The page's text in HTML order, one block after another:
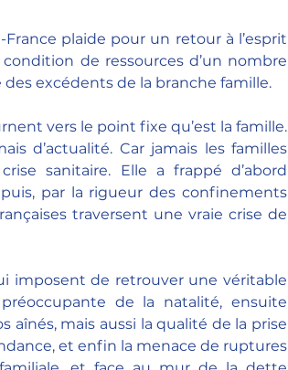
plaide pour un retour à l’esprit
de ressources d’un nombre
excédents de la branche famille.
vers le point fixe qu’est la famille.
d’actualité. Car jamais les familles
sanitaire. Elle a frappé d’abord
par la rigueur des confinements
traversent une vraie crise de
imposent de retrouver une véritable
de la natalité, ensuite
aînés, mais aussi la qualité de la prise
et enfin la menace de ruptures